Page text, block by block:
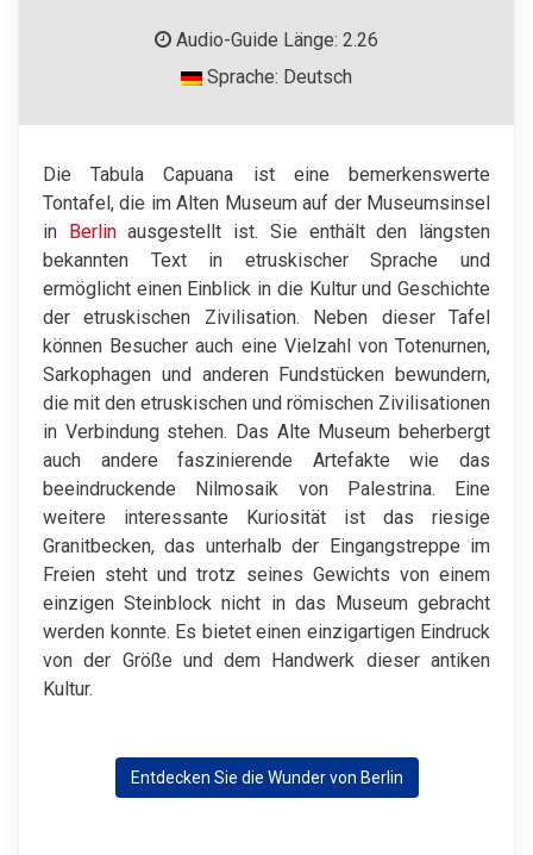
Audio-Guide Länge: 2.26
Sprache: Deutsch
Die Tabula Capuana ist eine bemerkenswerte
Tontafel, die im Alten Museum auf der Museumsinsel
in
Berlinausgestellt ist. Sie enthält den längsten
bekannten Text in etruskischer Sprache und
ermöglicht einen Einblick in die Kultur und Geschichte
der etruskischen Zivilisation. Neben dieser Tafel
können Besucher auch eine Vielzahl von Totenurnen,
Sarkophagen und anderen Fundstücken bewundern,
die mit den etruskischen und römischen Zivilisationen
in Verbindung stehen. Das Alte Museum beherbergt
auch andere faszinierende Artefakte wie das
beeindruckende Nilmosaik von Palestrina. Eine
weitere interessante Kuriosität ist das riesige
Granitbecken, das unterhalb der Eingangstreppe im
Freien steht und trotz seines Gewichts von einem
einzigen Steinblock nicht in das Museum gebracht
werden konnte. Es bietet einen einzigartigen Eindruck
von der Größe und dem Handwerk dieser antiken
Kultur.
Entdecken Sie die Wunder von Berlin